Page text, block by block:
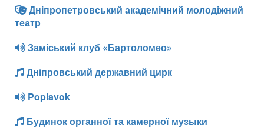
Дніпропетровський академічний молодіжний
театр
Заміський клуб «Бартоломео»
Дніпровський державний цирк
Poplavok
Будинок органної та камерної музыки